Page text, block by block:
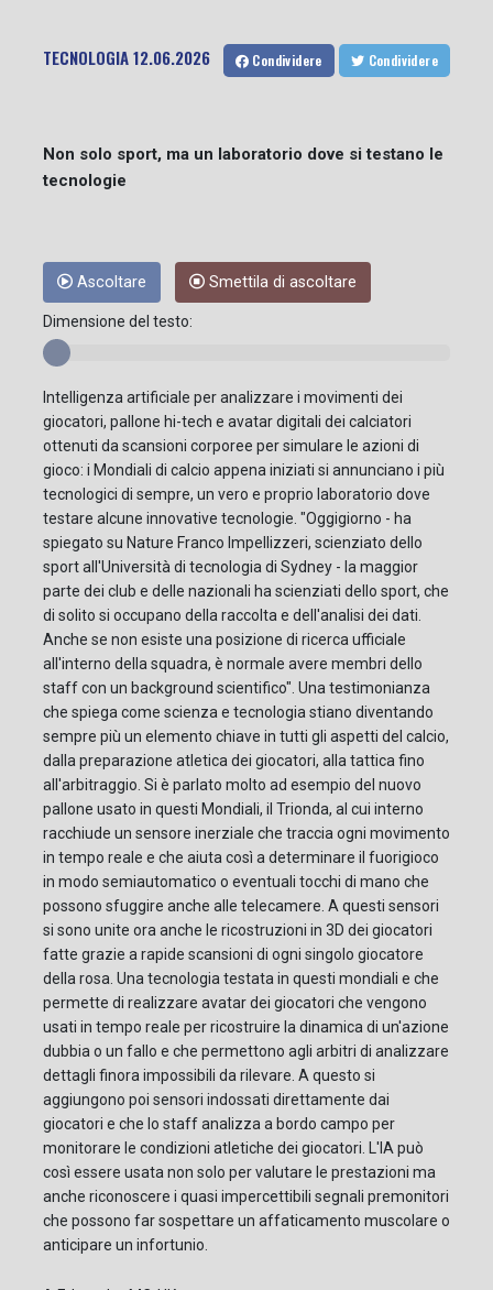
TECNOLOGIA12.06.2026 Condividere Condividere
Non solo sport, ma un laboratorio dove si testano le
tecnologie
Ascoltare Smettila di ascoltare
Dimensione del testo:
Intelligenza artificiale per analizzare i movimenti dei
giocatori, pallone hi-tech e avatar digitali dei calciatori
ottenuti da scansioni corporee per simulare le azioni di
gioco: i Mondiali di calcio appena iniziati si annunciano i più
tecnologici di sempre, un vero e proprio laboratorio dove
testare alcune innovative tecnologie. "Oggigiorno - ha
spiegato su Nature Franco Impellizzeri, scienziato dello
sport all'Università di tecnologia di Sydney - la maggior
parte dei club e delle nazionali ha scienziati dello sport, che
di solito si occupano della raccolta e dell'analisi dei dati.
Anche se non esiste una posizione di ricerca ufficiale
all'interno della squadra, è normale avere membri dello
staff con un background scientifico". Una testimonianza
che spiega come scienza e tecnologia stiano diventando
sempre più un elemento chiave in tutti gli aspetti del calcio,
dalla preparazione atletica dei giocatori, alla tattica fino
all'arbitraggio. Si è parlato molto ad esempio del nuovo
pallone usato in questi Mondiali, il Trionda, al cui interno
racchiude un sensore inerziale che traccia ogni movimento
in tempo reale e che aiuta così a determinare il fuorigioco
in modo semiautomatico o eventuali tocchi di mano che
possono sfuggire anche alle telecamere. A questi sensori
si sono unite ora anche le ricostruzioni in 3D dei giocatori
fatte grazie a rapide scansioni di ogni singolo giocatore
della rosa. Una tecnologia testata in questi mondiali e che
permette di realizzare avatar dei giocatori che vengono
usati in tempo reale per ricostruire la dinamica di un'azione
dubbia o un fallo e che permettono agli arbitri di analizzare
dettagli finora impossibili da rilevare. A questo si
aggiungono poi sensori indossati direttamente dai
giocatori e che lo staff analizza a bordo campo per
monitorare le condizioni atletiche dei giocatori. L'IA può
così essere usata non solo per valutare le prestazioni ma
anche riconoscere i quasi impercettibili segnali premonitori
che possono far sospettare un affaticamento muscolare o
anticipare un infortunio.